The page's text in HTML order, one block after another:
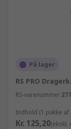
På lager
RS PRO
RS-varenummer
Indhold (1 pakke af
Kr. 125,20(ekskl.